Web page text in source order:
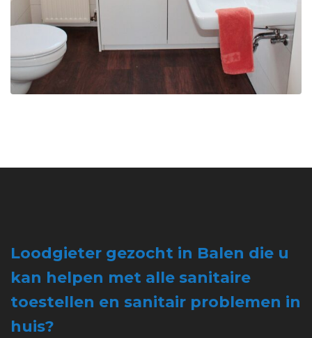
Loodgieter gezocht in Balen die u
kan helpen met alle sanitaire
toestellen en sanitair problemen in
huis?